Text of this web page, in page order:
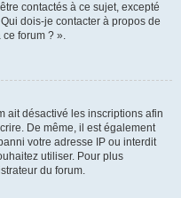
contactés à ce sujet, excepté
dois-je contacter à propos de
ce forum ? ».
ait désactivé les inscriptions afin
De même, il est également
votre adresse IP ou interdit
utiliser. Pour plus
du forum.